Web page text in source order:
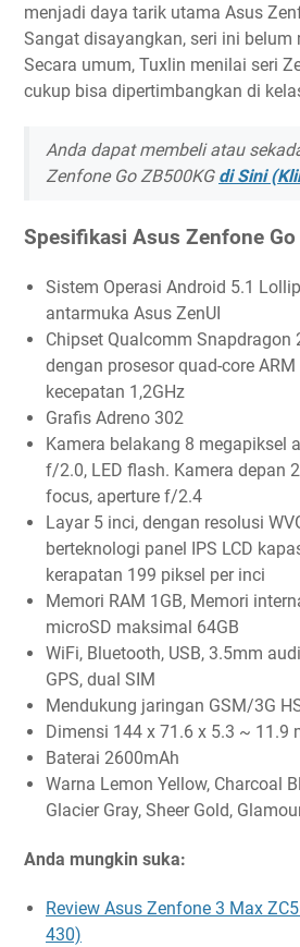
menjadi daya tarik utama Asus
Sangat disayangkan, seri ini belum
Secara umum, Tuxlin menilai seri
cukup bisa dipertimbangkan di
Anda dapat membeli atau
Zenfone Go ZB500KG di Sini
Spesifikasi Asus Zenfone Go
Sistem Operasi Android 5.1
antarmuka Asus ZenUI
Chipset Qualcomm Snapdragon
dengan prosesor quad-core
kecepatan 1,2GHz
Grafis Adreno 302
Kamera belakang 8 megapiksel
f/2.0, LED flash. Kamera depan
focus, aperture f/2.4
Layar 5 inci, dengan resolusi
berteknologi panel IPS LCD
kerapatan 199 piksel per inci
Memori RAM 1GB, Memori
microSD maksimal 64GB
WiFi, Bluetooth, USB, 3.5mm
GPS, dual SIM
Mendukung jaringan GSM/3G
Dimensi 144 x 71.6 x 5.3 ~ 11.9
Baterai 2600mAh
Warna Lemon Yellow, Charcoal
Glacier Gray, Sheer Gold,
Anda mungkin suka:
Review Asus Zenfone 3 Max
430)